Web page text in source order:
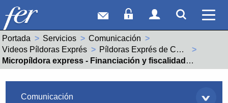
Correo webAcceso Socios
Acceso
Portada Servicios
Comunicación
Videos Píldoras Exprés
Píldoras Exprés de Competitividad y Tecnología
Actual:
Micropíldora express - Financiación y fiscalidad para los nuevos retos tecnológicos
Comunicación